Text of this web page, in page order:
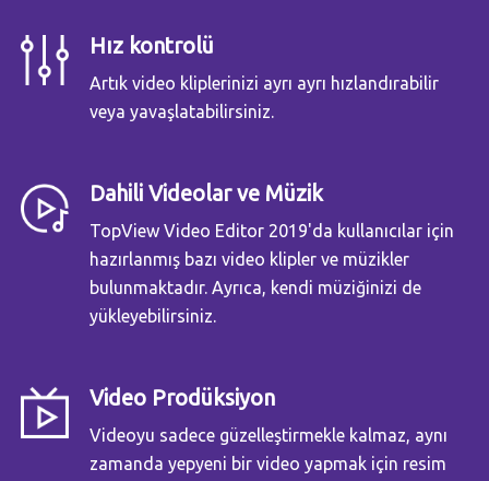
Hız kontrolü
Artık video kliplerinizi ayrı ayrı hızlandırabilir
veya yavaşlatabilirsiniz.
Dahili Videolar ve Müzik
TopView Video Editor 2019'da kullanıcılar için
hazırlanmış bazı video klipler ve müzikler
bulunmaktadır. Ayrıca, kendi müziğinizi de
yükleyebilirsiniz.
Video Prodüksiyon
Videoyu sadece güzelleştirmekle kalmaz, aynı
zamanda yepyeni bir video yapmak için resim